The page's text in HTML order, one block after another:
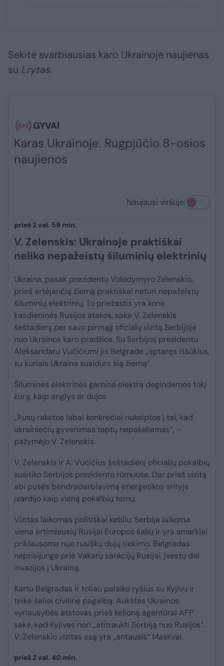
Sekite svarbiausias karo Ukrainoje naujienas
su Lrytas.​​​
GYVAI
Karas Ukrainoje. Rugpjūčio 8-osios
naujienos
Naujausi viršuje
prieš 2 val. 59 min.
V. Zelenskis: Ukrainoje praktiškai
neliko nepažeistų šiluminių elektrinių
Ukraina, pasak prezidento Volodymyro Zelenskio,
prieš artėjančią žiemą praktiškai neturi nepažeistų
šiluminių elektrinių. To priežastis yra kone
kasdieninės Rusijos atakos, sakė V. Zelenskis
šeštadienį per savo pirmąjį oficialų vizitą Serbijoje
nuo Ukrainos karo pradžios. Su Serbijos prezidentu
Aleksandaru Vučičiumi jis Belgrade „aptaręs iššūkius,
su kuriais Ukraina susidurs šią žiemą“.
Šiluminės elektrinės gamina elektrą degindamos tokį
kurą, kaip anglys ar dujos.
„Rusų raketos labai konkrečiai nukeiptos į tai, kad
ukrainiečių gyvenimas taptų nepakeliamas“, –
pažymėjo V. Zelenskis.
V. Zelenskis ir A. Vučičius šeštadienį oficialių pokalbių
susitiko Serbijos prezidento rūmuose. Dar prieš vizitą
abi pusės bendradarbiavimą energetikos srityje
įvardijo kaip vieną pokalbių temų.
Vizitas laikomas politiškai kebliu: Serbija laikoma
viena artimiausių Rusijai Europos šalių ir yra smarkiai
priklausoma nuo rusiškų dujų tiekimo. Belgradas
neprisijungė prie Vakarų sankcijų Rusijai, įvestų dėl
invazijos į Ukrainą.
Kartu Belgradas ir toliau palaiko ryšius su Kyjivu ir
teikė šaliai civilinę pagalbą. Aukštas Ukrainos
vyriausybės atstovas prieš kelionę agentūrai AFP
sakė, kad Kyjivas nori „atitraukti Serbiją nuo Rusijos“.
V. Zelenskio vizitas esą yra „antausis“ Maskvai.
prieš 2 val. 40 min.